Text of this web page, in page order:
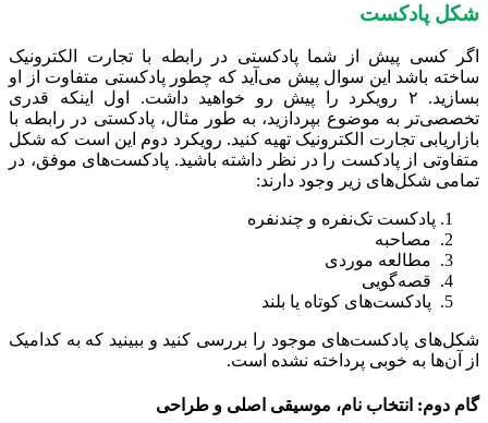
شکل پادکست
اگر کسی پیش از شما پادکستی در رابطه با تجارت الکترونیک
ساخته باشد این سوال پیش می‌آید که چطور پادکستی متفاوت از او
بسازید. ۲ رویکرد را پیش رو خواهید داشت. اول اینکه قدری
تخصصی‌تر به موضوع بپردازید، به طور مثال،‌ پادکستی در رابطه با
بازاریابی تجارت الکترونیک تهیه کنید. رویکرد دوم این است که شکل
متفاوتی از پادکست را در نظر داشته باشید. پادکست‌های موفق، در
تمامی شکل‌های زیر وجود دارند:
پادکست تک‌نفره و چندنفره
مصاحبه
مطالعه موردی
قصه‌گویی
پادکست‌های کوتاه یا بلند
شکل‌های پادکست‌های موجود را بررسی کنید و ببینید که به کدامیک
از آن‌ها به خوبی پرداخته نشده است.
گام دوم: انتخاب نام، موسیقی اصلی و طراحی